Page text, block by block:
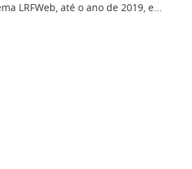
LRFWeb, até o ano de 2019, e...